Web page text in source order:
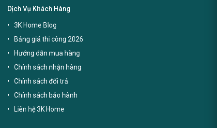
Dịch Vụ Khách Hàng
3K Home Blog
Bảng giá thi công 2026
Hướng dẫn mua hàng
Chính sách nhận hàng
Chính sách đổi trả
Chính sách bảo hành
Liên hệ 3K Home